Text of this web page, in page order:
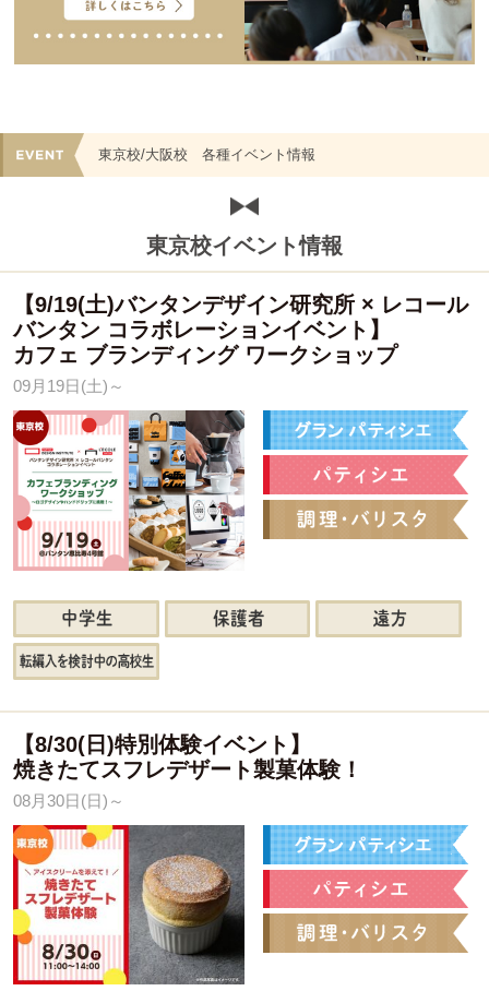
東京校/大阪校 各種イベント情報
東京校イベント情報
【9/19(土)バンタンデザイン研究所 × レコール
バンタン コラボレーションイベント】
カフェ ブランディング ワークショップ
09月19日(土)～
【8/30(日)特別体験イベント】
焼きたてスフレデザート製菓体験！
08月30日(日)～